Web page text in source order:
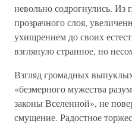
невольно содрогнулись. Из
прозрачного слоя,
ухищрением до своих
взглянуло странное, но
Взгляд громадных
«безмерного мужества
законы Вселенной», не
смущение. Радостное